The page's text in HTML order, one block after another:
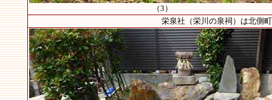
（3）
栄泉社（栄川の泉祠）は北側